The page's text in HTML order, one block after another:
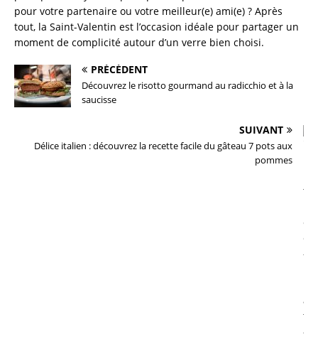
pour votre partenaire ou votre meilleur(e) ami(e) ? Après
tout, la Saint-Valentin est l’occasion idéale pour partager un
moment de complicité autour d’un verre bien choisi.
PRÉCÉDENT
Découvrez le risotto gourmand au radicchio et à la
saucisse
SUIVANT
Délice italien : découvrez la recette facile du gâteau 7 pots aux
pommes